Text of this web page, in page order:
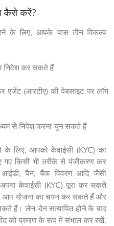
कैसे करें?
के लिए, आपके पास तीन विकल्प
निवेश कर सकते हैं
एजेंट (आरटीए) की वेबसाइट पर लॉग
से निवेश करना चुन सकते हैं
लिए, आपको केवाईसी (KYC) का
गए किसी भी तरीके से पंजीकरण कर
पैन, बैंक विवरण आदि जैसी
केवाईसी (KYC) पूरा कर सकते
आप योजना का चयन कर सकते हैं और
हैं। लेन-देन सत्यापित होने के बाद
को प्रमाण के रूप में संभाल कर रखें,